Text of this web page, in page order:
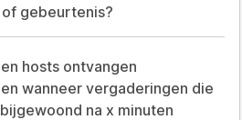
gebeurtenis?
hosts ontvangen
wanneer vergaderingen die
na x minuten